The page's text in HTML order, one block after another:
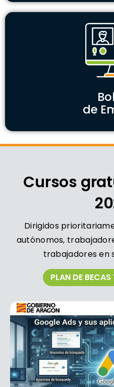
de
Cursos
Dirigidos
autónomos,
trabajadores en
PLAN DE